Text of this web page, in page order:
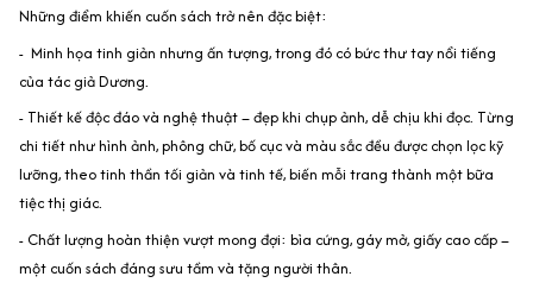
Những điểm khiến cuốn sách trở nên đặc biệt:
- Minh họa tinh giản nhưng ấn tượng, trong đó có bức thư tay nổi tiếng
của tác giả Dương.
- Thiết kế độc đáo và nghệ thuật – đẹp khi chụp ảnh, dễ chịu khi đọc. Từng
chi tiết như hình ảnh, phông chữ, bố cục và màu sắc đều được chọn lọc kỹ
lưỡng, theo tinh thần tối giản và tinh tế, biến mỗi trang thành một bữa
tiệc thị giác.
- Chất lượng hoàn thiện vượt mong đợi: bìa cứng, gáy mở, giấy cao cấp –
một cuốn sách đáng sưu tầm và tặng người thân.